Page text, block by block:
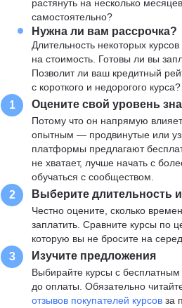
растянуть на несколько
самостоятельно?
Нужна ли вам рассрочка?
Длительность некоторых
на стоимость. Готовы ли вы
Позволит ли ваш кредитный
с короткого и недорогого курса?
1 Оцените свой уровень
Потому что он напрямую
опытным — продвинутые или
платформы предлагают
не хватает, лучше начать с
обучаться с сообществом.
2 Выберите длительность
Честно оцените, сколько
заплатить. Сравните курсы по
которую вы не бросите на
3 Изучите предложения
Выбирайте курсы с
до оплаты. Обязательно
отзывов покупателей курсовза